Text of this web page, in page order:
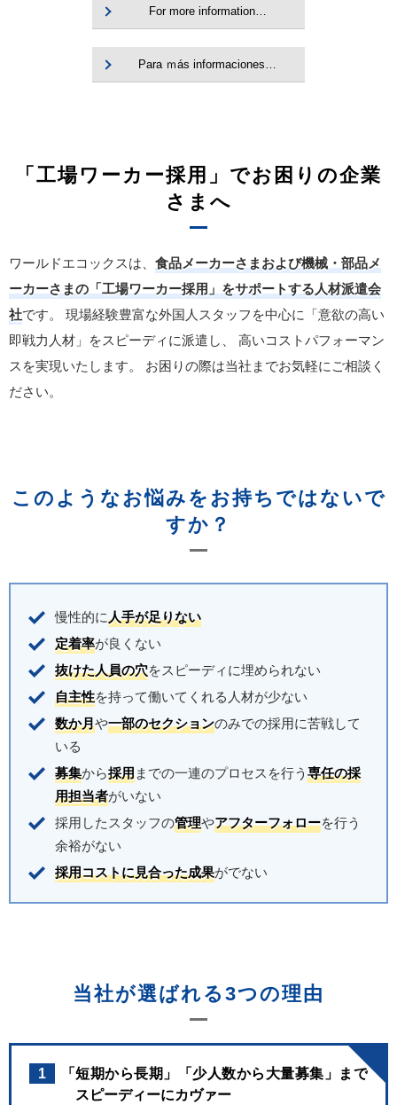
For more information…
Para ｍás informaciones…
「工場ワーカー採用」でお困りの企業
さまへ
ワールドエコックスは、 食品メーカーさまおよび機械・部品メ
ーカーさまの「工場ワーカー採用」をサポートする人材派遣会
社です。
現場経験豊富な外国人スタッフを中心に「意欲の高い
即戦力人材」をスピーディに派遣し、
高いコストパフォーマン
スを実現いたします。
お困りの際は当社までお気軽にご相談く
ださい。
このようなお悩みをお持ちではないで
すか？
慢性的に人手が足りない
定着率が良くない
抜けた人員の穴をスピーディに埋められない
自主性を持って働いてくれる人材が少ない
数か月や一部のセクションのみでの採用に苦戦して
いる
募集から採用までの一連のプロセスを行う 専任の採
用担当者がいない
採用したスタッフの管理やアフターフォローを行う
余裕がない
採用コストに見合った成果がでない
当社が選ばれる3つの理由
1
「短期から長期」「少人数から大量募集」まで
スピーディーにカヴァー